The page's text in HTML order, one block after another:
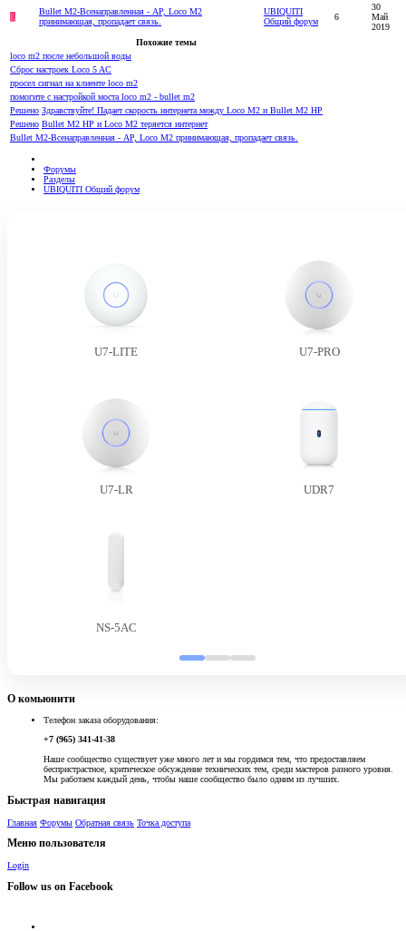
L
Bullet M2-Всенаправленная - AP, Loco M2
принимающая, пропадает связь.
UBIQUITI
Общий форум
6
30
Май
2019
Похожие темы
loco m2 после небольшой воды
Сброс настроек Loco 5 AC
просел сигнал на клиенте loco m2
помогите с настройкой моста loco m2 - bullet m2
Решено Здравствуйте! Падает скорость интернета между Loco M2 и Bullet M2 HP
Решено Bullet M2 HP и Loco M2 теряется интернет
Bullet M2-Всенаправленная - AP, Loco M2 принимающая, пропадает связь.
Форумы
Разделы
UBIQUITI Общий форум
U7-LITE U7-PRO
U7-LR UDR7
NS-5AC
О комьюнити
Телефон заказа оборудования:
+7 (965) 341-41-38
Наше сообщество существует уже много лет и мы гордимся тем, что предоставляем
беспристрастное, критическое обсуждение технических тем, среди мастеров разного уровня.
Мы работаем каждый день, чтобы наше сообщество было одним из лучших.
Быстрая навигация
Главная Форумы Обратная связь Точка доступа
Меню пользователя
Login
Follow us on Facebook